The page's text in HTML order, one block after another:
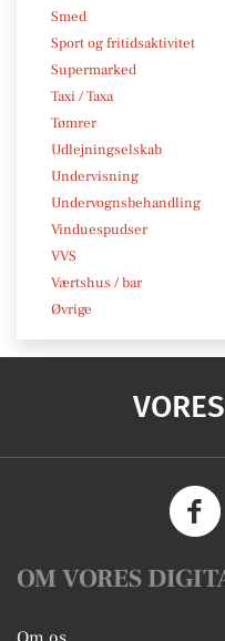
Smed
Sport og fritidsaktivitet
Supermarked
Taxi / Taxa
Tømrer
Udlejningselskab
Undervisning
Undervognsbehandling
Vinduespudser
VVS
Værtshus / bar
Øvrige
VORES
OM VORES